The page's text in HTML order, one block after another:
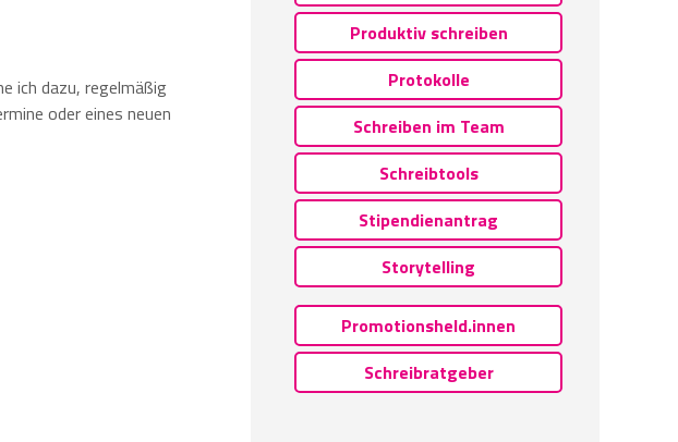
ich dazu, regelmäßig
oder eines neuen
Produktiv schreiben
Protokolle
Schreiben im Team
Schreibtools
Stipendienantrag
Storytelling
Promotionsheld.innen
Schreibratgeber